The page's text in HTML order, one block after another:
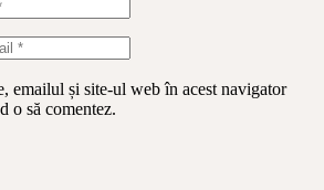
emailul și site-ul web în acest navigator
o să comentez.